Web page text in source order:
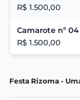
R$ 1.500,00
Camarote nº 04
R$ 1.500,00
Festa Rizoma -